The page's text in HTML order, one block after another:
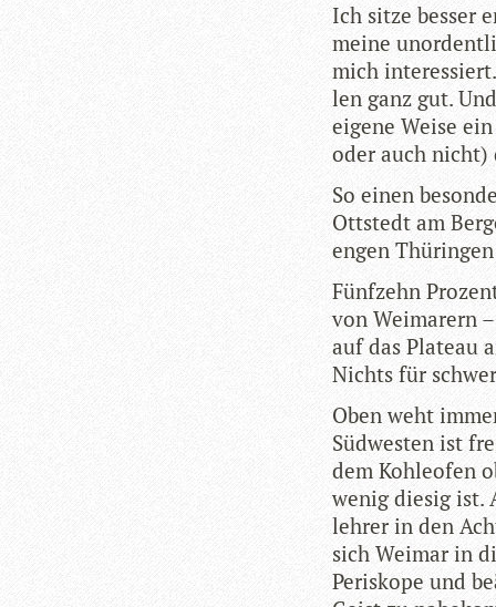
Ich sitze bes­ser
meine
mich
len ganz gut.
eigene Weise
oder auch nicht)
So einen
Ott­s­tedt am
engen
Fünf­zehn
von Wei­ma­rern
auf das Pla­teau
Nichts für
Oben weht
Süd­wes­ten ist
dem Koh­le­ofen
wenig die­sig ist.
leh­rer in den
sich Wei­mar in
Peri­skope und